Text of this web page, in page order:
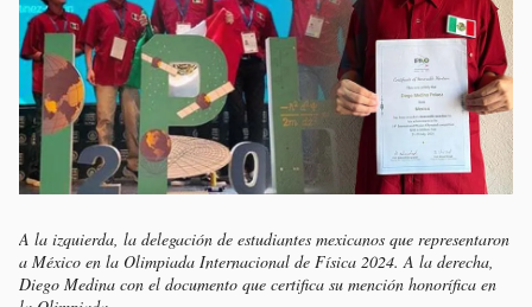
A la izquierda, la delegación de estudiantes mexicanos que representaron
a México en la Olimpiada Internacional de Física 2024. A la derecha,
Diego Medina con el documento que certifica su mención honorífica en